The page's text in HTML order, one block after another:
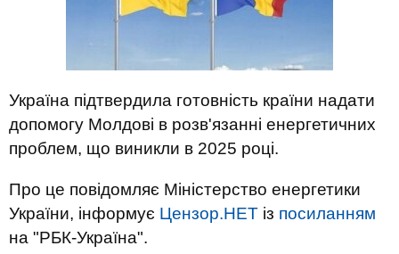
Україна підтвердила готовність країни надати
допомогу Молдові в розв'язанні енергетичних
проблем, що виникли в 2025 році.
Про це повідомляє Міністерство енергетики
України, інформує Цензор.НЕТ із посиланням
на "РБК-Україна".